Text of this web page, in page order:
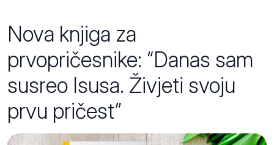
Nova knjiga za
prvopričesnike: “Danas sam
susreo Isusa. Živjeti svoju
prvu pričest”